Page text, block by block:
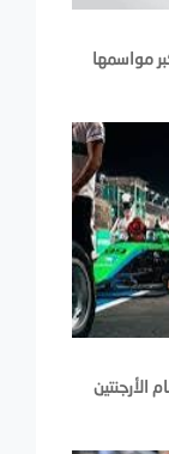
4 تعود بأكبر مواسمها